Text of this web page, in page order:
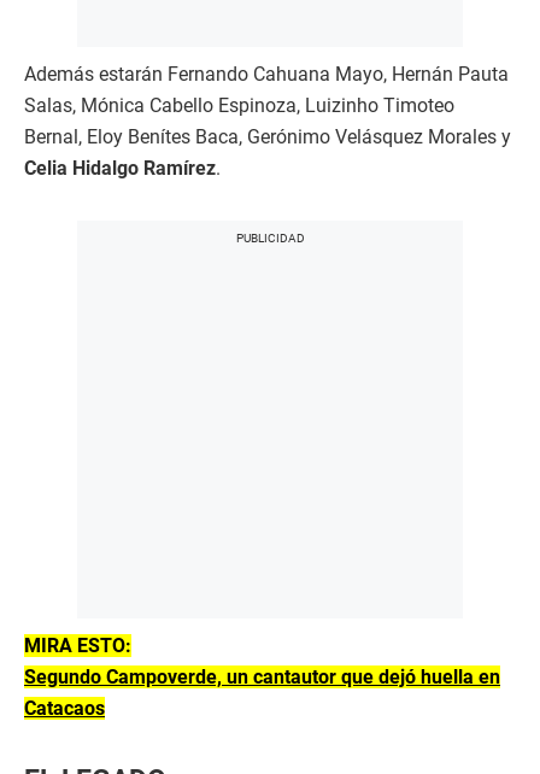
Además estarán Fernando Cahuana Mayo, Hernán Pauta
Salas, Mónica Cabello Espinoza, Luizinho Timoteo
Bernal, Eloy Benítes Baca, Gerónimo Velásquez Morales y
Celia Hidalgo Ramírez.
MIRA ESTO:
Segundo Campoverde, un cantautor que dejó huella en
Catacaos